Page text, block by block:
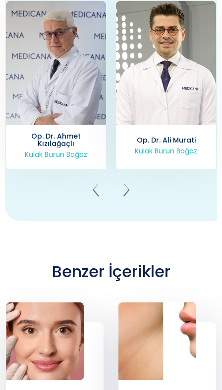
Op. Dr. Ahmet
Kızılağaçlı
Kulak Burun Boğaz
Op. Dr. Ali Murati
Kulak Burun Boğaz
Benzer İçerikler